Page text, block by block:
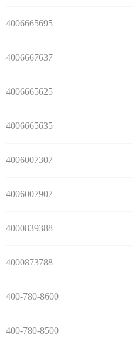
4006665695
4006667637
4006665625
4006665635
4006007307
4006007907
4000839388
4000873788
400-780-8600
400-780-8500